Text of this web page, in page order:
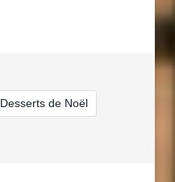
Desserts de Noël